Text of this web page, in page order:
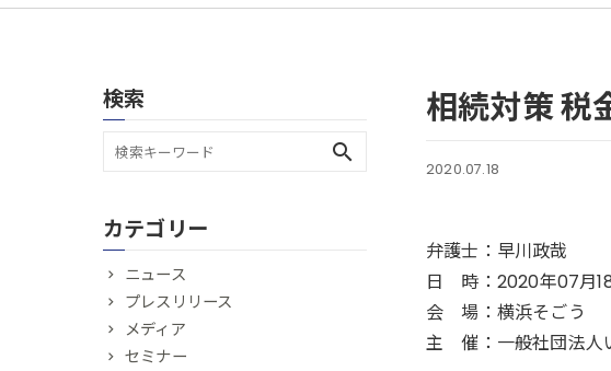
相続対策 税
2020.07.18
弁護士：早川政哉
日 時：2020年07月18
会 場：横浜そごう
主 催：一般社団法人
検索
search
カテゴリー
ニュース
プレスリリース
メディア
セミナー